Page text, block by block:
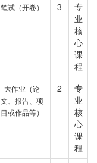
笔试（开卷） 3
专
业
核
心
课
程
大作业（论
文、报告、项
目或作品等）
2
专
业
核
心
课
程